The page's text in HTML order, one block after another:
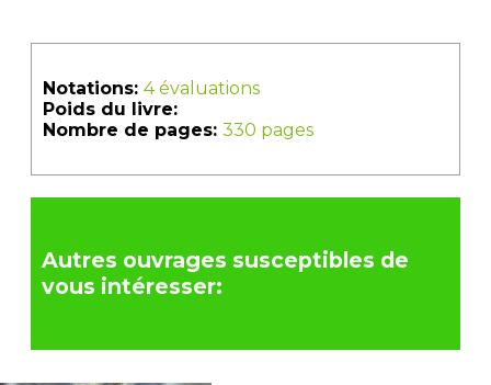
Notations: 4 évaluations
Poids du livre:
Nombre de pages: 330 pages
Autres ouvrages susceptibles de
vous intéresser: